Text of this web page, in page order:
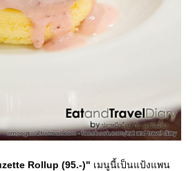
Rollup (95.-)" เมนูนี้เป็นแป้งแพน